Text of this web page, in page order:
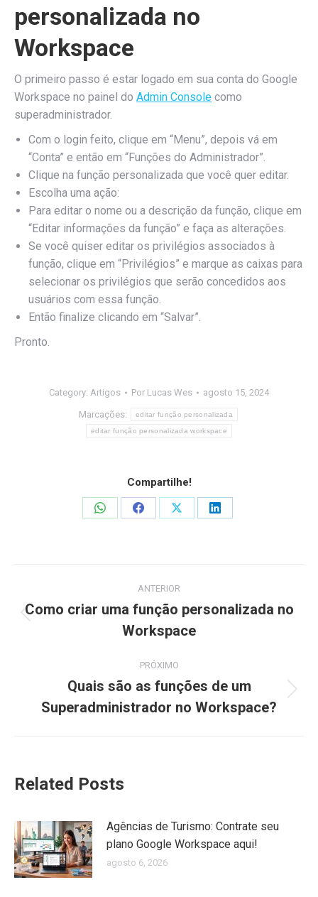
personalizada no
Workspace
O primeiro passo é estar logado em sua conta do Google
Workspace no painel do Admin Console como
superadministrador.
Com o login feito, clique em “Menu”, depois vá em
“Conta” e então em “Funções do Administrador”.
Clique na função personalizada que você quer editar.
Escolha uma ação:
Para editar o nome ou a descrição da função, clique em
“Editar informações da função” e faça as alterações.
Se você quiser editar os privilégios associados à
função, clique em “Privilégios” e marque as caixas para
selecionar os privilégios que serão concedidos aos
usuários com essa função.
Então finalize clicando em “Salvar”.
Pronto.
Category: Artigos Por Lucas Wes agosto 15, 2024
Marcações: editar função personalizada
editar função personalizada workspace
Compartilhe!
Share
Share
Share
Share
de
ANTERIOR
Post
anterior:
Como criar uma função personalizada no
Workspace
PRÓXIMO
Próximo
post:
Quais são as funções de um
Superadministrador no Workspace?
Related Posts
Agências de Turismo: Contrate seu
plano Google Workspace aqui!
agosto 6, 2026